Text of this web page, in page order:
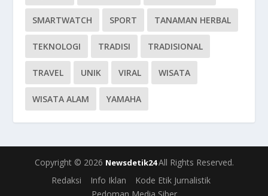
SMARTWATCH SPORT TANAMAN HERBAL
TEKNOLOGI TRADISI TRADISIONAL
TRAVEL UNIK VIRAL WISATA
WISATA ALAM YAMAHA
Copyright © 2026 Newsdetik24All Rights Reserved.
Redaksi
Info Iklan
Kode Etik Jurnalistik